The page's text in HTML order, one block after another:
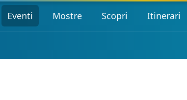
Eventi Mostre Scopri Itinerari